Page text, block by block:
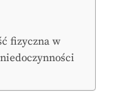
fizyczna w